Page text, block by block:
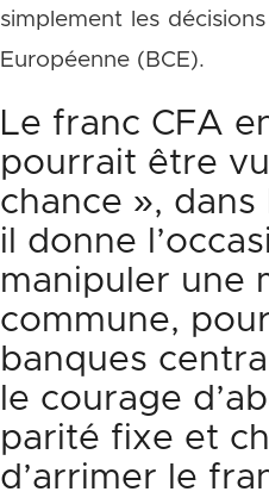
simplement les
Européenne (BCE).
Le franc CFA
pourrait être
chance »,
il donne
manipuler une
commune,
banques
le courage
parité fixe et
d’arrimer le